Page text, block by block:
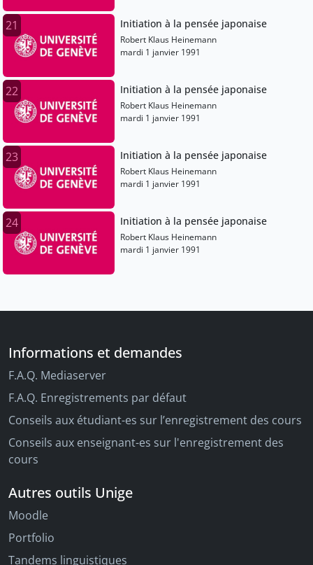
21 Initiation à la pensée japonaise
Robert Klaus Heinemann
mardi 1 janvier 1991
22 Initiation à la pensée japonaise
Robert Klaus Heinemann
mardi 1 janvier 1991
23 Initiation à la pensée japonaise
Robert Klaus Heinemann
mardi 1 janvier 1991
24 Initiation à la pensée japonaise
Robert Klaus Heinemann
mardi 1 janvier 1991
Informations et demandes
F.A.Q. Mediaserver
F.A.Q. Enregistrements par défaut
Conseils aux étudiant-es sur l’enregistrement des cours
Conseils aux enseignant-es sur l'enregistrement des
cours
Autres outils Unige
Moodle
Portfolio
Tandems linguistiques